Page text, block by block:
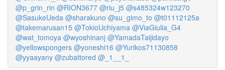
@p_grin_rin @RION3677 @riu_j5 @s485324w123270
@SasukeUeda @sharakuno @su_gimo_to @t01112125a
@takemarusan15 @TokioUchiyama @ViaGiulia_G4
@wat_tomoya @wyoshinanj @YamadaTaijidayo
@yellowspongers @yoneshi16 @Yurikos71130858
@yyaayany @zubattored @_1__1_